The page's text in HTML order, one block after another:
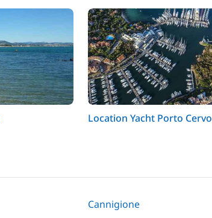
Location Yacht Porto Cervo
Cannigione